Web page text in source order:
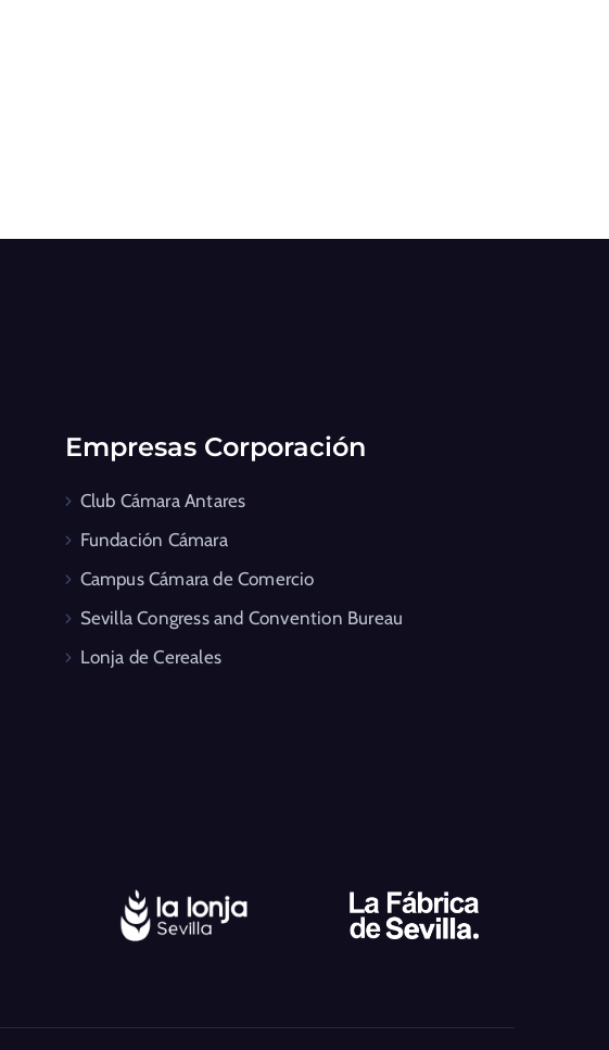
Empresas Corporación
Club Cámara Antares
Fundación Cámara
Campus Cámara de Comercio
Sevilla Congress and Convention Bureau
Lonja de Cereales